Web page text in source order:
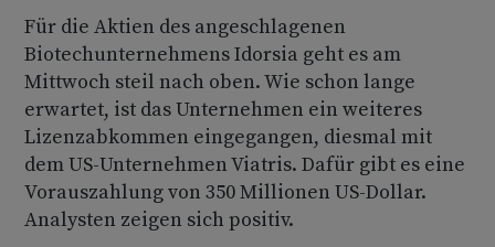
Für die Aktien des angeschlagenen
Biotechunternehmens Idorsia geht es am
Mittwoch steil nach oben. Wie schon lange
erwartet, ist das Unternehmen ein weiteres
Lizenzabkommen eingegangen, diesmal mit
dem US-Unternehmen Viatris. Dafür gibt es eine
Vorauszahlung von 350 Millionen US-Dollar.
Analysten zeigen sich positiv.